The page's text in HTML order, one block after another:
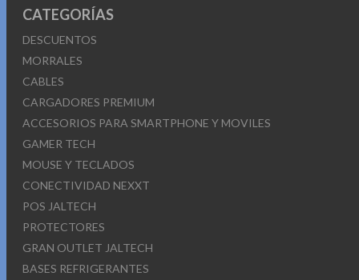
CATEGORÍAS
DESCUENTOS
MORRALES
CABLES
CARGADORES PREMIUM
ACCESORIOS PARA SMARTPHONE Y MOVILES
GAMER TECH
MOUSE Y TECLADOS
CONECTIVIDAD NEXXT
POS JALTECH
PROTECTORES
GRAN OUTLET JALTECH
BASES REFRIGERANTES